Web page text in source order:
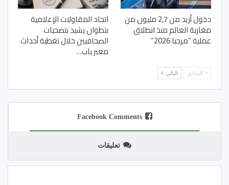
دخول أزيد من 2,7 مليون من
مغاربة العالم منذ انطلاق
عملية “مرحبا 2026”
اتحاد المقاولات الإعلامية
بتطوان يشيد بتضحيات
الصحافيين خلال تغطية أحداث
معبر باب…
السابق التالي
Facebook Comments
تعليقات